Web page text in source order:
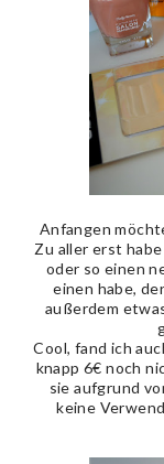
Anfangen
Zu aller erst
oder so einen
einen habe,
außerdem
Cool, fand ich
knapp 6€ noch
sie aufgrund
keine